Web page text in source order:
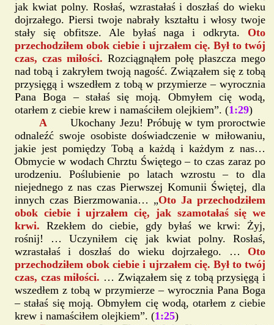
jak kwiat polny. Rosłaś, wzrastałaś i doszłaś do wieku
dojrzałego. Piersi twoje nabrały kształtu i włosy twoje
stały się obfitsze. Ale byłaś naga i odkryta. Oto
przechodziłem obok ciebie i ujrzałem cię. Był to twój
czas, czas miłości. Rozciągnąłem połę płaszcza mego
nad tobą i zakryłem twoją nagość. Związałem się z tobą
przysięgą i wszedłem z tobą w przymierze – wyrocznia
Pana Boga – stałaś się moją. Obmyłem cię wodą,
otarłem z ciebie krew i namaściłem olejkiem”. (1:29)
AUkochany Jezu! Próbuję w tym proroctwie
odnaleźć swoje osobiste doświadczenie w miłowaniu,
jakie jest pomiędzy Tobą a każdą i każdym z nas…
Obmycie w wodach Chrztu Świętego – to czas zaraz po
urodzeniu. Poślubienie po latach wzrostu – to dla
niejednego z nas czas Pierwszej Komunii Świętej, dla
innych czas Bierzmowania… „Oto Ja przechodziłem
obok ciebie i ujrzałem cię, jak szamotałaś się we
krwi. Rzekłem do ciebie, gdy byłaś we krwi: Żyj,
rośnij! … Uczyniłem cię jak kwiat polny. Rosłaś,
wzrastałaś i doszłaś do wieku dojrzałego. … Oto
przechodziłem obok ciebie i ujrzałem cię. Był to twój
czas, czas miłości. … Związałem się z tobą przysięgą i
wszedłem z tobą w przymierze – wyrocznia Pana Boga
– stałaś się moją. Obmyłem cię wodą, otarłem z ciebie
krew i namaściłem olejkiem”. (1:25)